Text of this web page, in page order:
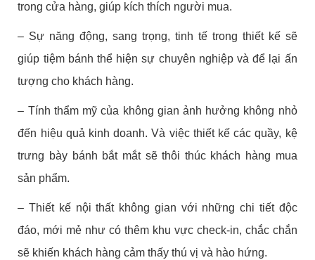
trong cửa hàng, giúp kích thích người mua.
– Sự năng động, sang trọng, tinh tế trong thiết kế sẽ
giúp tiệm bánh thể hiện sự chuyên nghiệp và để lại ấn
tượng cho khách hàng.
– Tính thẩm mỹ của không gian ảnh hưởng không nhỏ
đến hiệu quả kinh doanh. Và việc thiết kế các quầy, kệ
trưng bày bánh bắt mắt sẽ thôi thúc khách hàng mua
sản phẩm.
– Thiết kế nội thất không gian với những chi tiết độc
đáo, mới mẻ như có thêm khu vực check-in, chắc chắn
sẽ khiến khách hàng cảm thấy thú vị và hào hứng.